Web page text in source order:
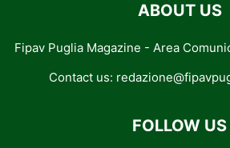
ABOUT US
Fipav Puglia Magazine - Area
Contact us:
FOLLOW US